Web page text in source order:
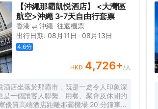
【沖繩那霸凱悦酒店】 <大灣區
航空>沖繩 3-7天自由行套票
香港 沖繩 往返機票
出行日期: 08月11日 -08月13日
4.6分
HKD 4,726+/人
酒店坐落於那霸市，既是一處令人印象深
是一個讓客人聯繫、用餐、聚會及休閒的
優質高端酒店距離那霸機場 20 分鐘車